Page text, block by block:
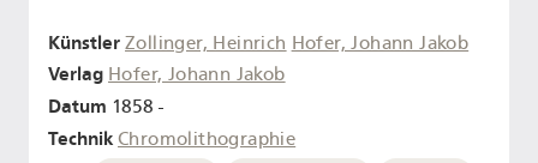
Künstler Zollinger, Heinrich Hofer, Johann Jakob
Verlag Hofer, Johann Jakob
Datum 1858 -
Technik Chromolithographie